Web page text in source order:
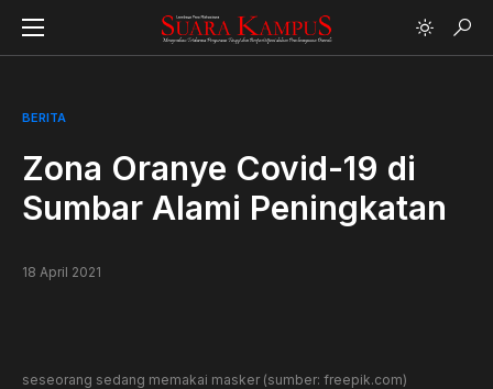
BERITA
Zona Oranye Covid-19 di
Sumbar Alami Peningkatan
18 April 2021
seseorang sedang memakai masker (sumber: freepik.com)